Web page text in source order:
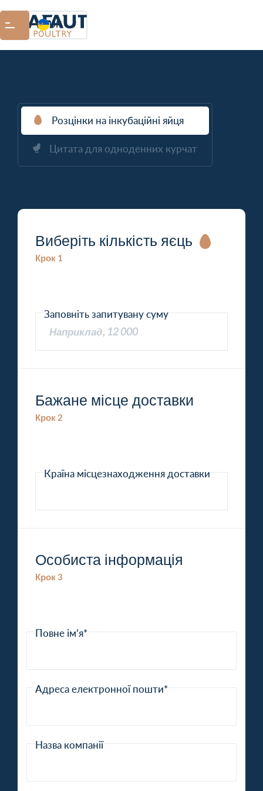
UK
Розцінки на інкубаційні яйця
Цитата для одноденних курчат
Виберіть кількість яєць
Крок 1
Заповніть запитувану суму
Бажане місце доставки
Крок 2
Країна місцезнаходження доставки
Особиста інформація
Крок 3
Повне ім'я*
Адреса електронної пошти*
Назва компанії